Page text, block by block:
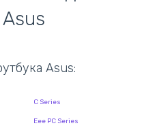
Asus:
C Series
Eee PC Series